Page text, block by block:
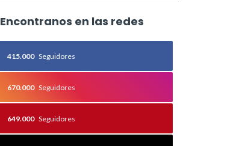
Encontranos en las redes
415.000 Seguidores
670.000 Seguidores
649.000 Seguidores